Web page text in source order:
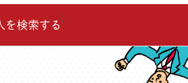
を検索する